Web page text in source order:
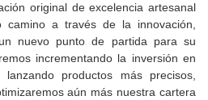
original de excelencia artesanal
camino a través de la innovación,
nuevo punto de partida para su
incrementando la inversión en
lanzando productos más precisos,
aún más nuestra cartera